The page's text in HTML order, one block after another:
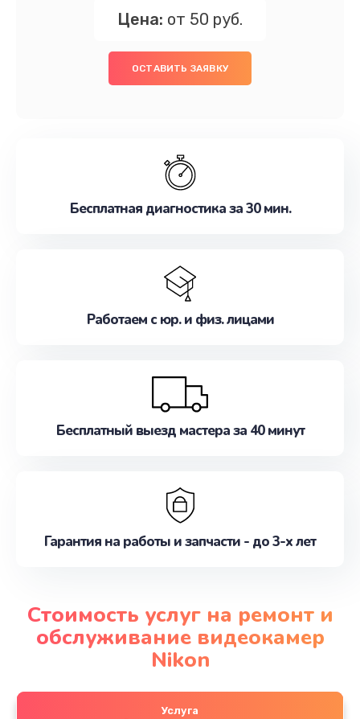
Цена: от 50 руб.
ОСТАВИТЬ ЗАЯВКУ
Бесплатная диагностика за 30 мин.
Работаем с юр. и физ. лицами
Бесплатный выезд мастера за 40 минут
Гарантия на работы и запчасти - до 3-х лет
Стоимость услуг на ремонт и
обслуживание видеокамер
Nikon
Услуга